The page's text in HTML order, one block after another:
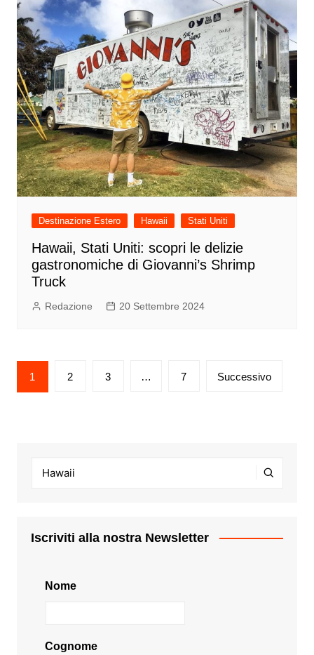
Destinazione Estero Hawaii Stati Uniti
Hawaii, Stati Uniti: scopri le delizie
gastronomiche di Giovanni’s Shrimp
Truck
Redazione 20 Settembre 2024
Paginazione
degli
1 2 3 … 7 Successivo
Iscriviti alla nostra Newsletter
Nome
Cognome